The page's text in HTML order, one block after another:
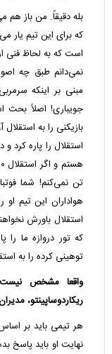
بله دقیقاً. من باز
که برای این تیم یار
است که به لحاظ فنی
نمی‌دانم طبق چه
مبنی بر اینکه
جویباری! اصلاً بحث
بازیکنی را به استقلال
استقلال را پاره
تن نمی‌کنم! شما
هواداران این تیم او
استقلال باورش
که تور دروازه ما
توهینی کرده را به
واقعا مشخص
ریکاردوساپینتو،
هر تیمی باید بر
نهایت او باید پاسخ